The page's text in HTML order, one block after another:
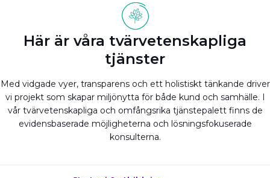
Här är våra tvärvetenskapliga
tjänster
Med vidgade vyer, transparens och ett holistiskt tänkande driver
vi projekt som skapar miljönytta för både kund och samhälle. I
vår tvärvetenskapliga och omfångsrika tjänstepalett finns de
evidensbaserade möjligheterna och lösningsfokuserade
konsulterna.